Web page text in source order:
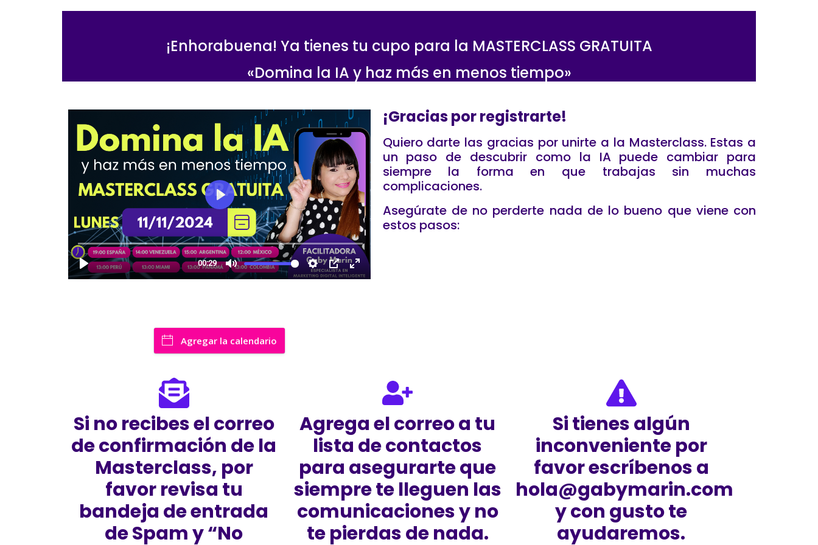
¡Enhorabuena! Ya tienes tu cupo para la MASTERCLASS GRATUITA
«Domina la IA y haz más en menos tiempo»
Agregar la calendario
¡Gracias por registrarte!
Quiero darte las gracias por unirte a la Masterclass. Estas a
un paso de descubrir como la IA puede cambiar para
siempre la forma en que trabajas sin muchas
complicaciones.
Asegúrate de no perderte nada de lo bueno que viene con
estos pasos:
Si no recibes el correo
de confirmación de la
Masterclass, por
favor revisa tu
bandeja de entrada
de Spam y “No
Agrega el correo a tu
lista de contactos
para asegurarte que
siempre te lleguen las
comunicaciones y no
te pierdas de nada.
Si tienes algún
inconveniente por
favor escríbenos a
hola@gabymarin.com
y con gusto te
ayudaremos.